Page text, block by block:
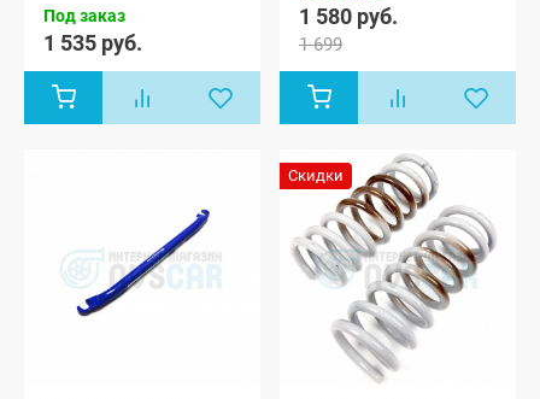
Под заказ
1 535 руб.
1 580 руб.
1 699
Скидки